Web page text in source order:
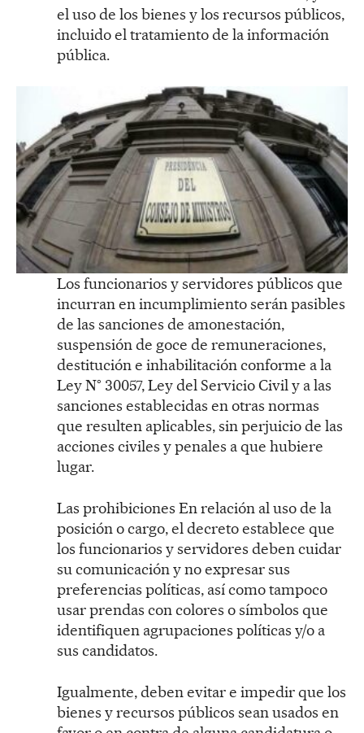
el uso de los bienes y los recursos públicos,
incluido el tratamiento de la información
pública.
Los funcionarios y servidores públicos que
incurran en incumplimiento serán pasibles
de las sanciones de amonestación,
suspensión de goce de remuneraciones,
destitución e inhabilitación conforme a la
Ley N° 30057, Ley del Servicio Civil y a las
sanciones establecidas en otras normas
que resulten aplicables, sin perjuicio de las
acciones civiles y penales a que hubiere
lugar.
Las prohibiciones En relación al uso de la
posición o cargo, el decreto establece que
los funcionarios y servidores deben cuidar
su comunicación y no expresar sus
preferencias políticas, así como tampoco
usar prendas con colores o símbolos que
identifiquen agrupaciones políticas y/o a
sus candidatos.
Igualmente, deben evitar e impedir que los
bienes y recursos públicos sean usados en